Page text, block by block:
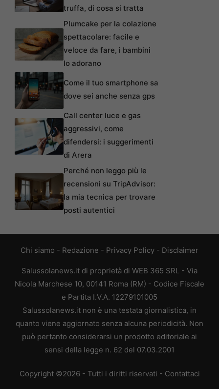
truffa, di cosa si tratta
Plumcake per la colazione
spettacolare: facile e
veloce da fare, i bambini
lo adorano
Come il tuo smartphone sa
dove sei anche senza gps
Call center luce e gas
aggressivi, come
difendersi: i suggerimenti
di Arera
Perché non leggo più le
recensioni su TripAdvisor:
la mia tecnica per trovare
posti autentici
Chi siamo - Redazione - Privacy Policy - Disclaimer
Salussolanews.it di proprietà di WEB 365 SRL - Via
Nicola Marchese 10, 00141 Roma (RM) - Codice Fiscale
e Partita I.V.A. 12279101005
Salussolanews.it non è una testata giornalistica, in
quanto viene aggiornato senza alcuna periodicità. Non
può pertanto considerarsi un prodotto editoriale ai
sensi della legge n. 62 del 07.03.2001
Copyright ©2026 - Tutti i diritti riservati - Contattaci